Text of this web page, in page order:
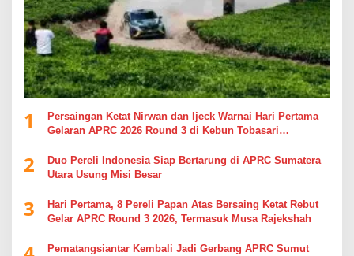
1
Persaingan Ketat Nirwan dan Ijeck Warnai Hari Pertama
Gelaran APRC 2026 Round 3 di Kebun Tobasari
2
Duo Pereli Indonesia Siap Bertarung di APRC Sumatera
Utara Usung Misi Besar
3
Hari Pertama, 8 Pereli Papan Atas Bersaing Ketat Rebut
Gelar APRC Round 3 2026, Termasuk Musa Rajekshah
Pematangsiantar Kembali Jadi Gerbang APRC Sumut